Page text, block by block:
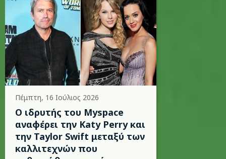
Πέμπτη, 16 Ιούλιος 2026
Ο ιδρυτής του Myspace
αναφέρει την Katy Perry και
την Taylor Swift μεταξύ των
καλλιτεχνών που